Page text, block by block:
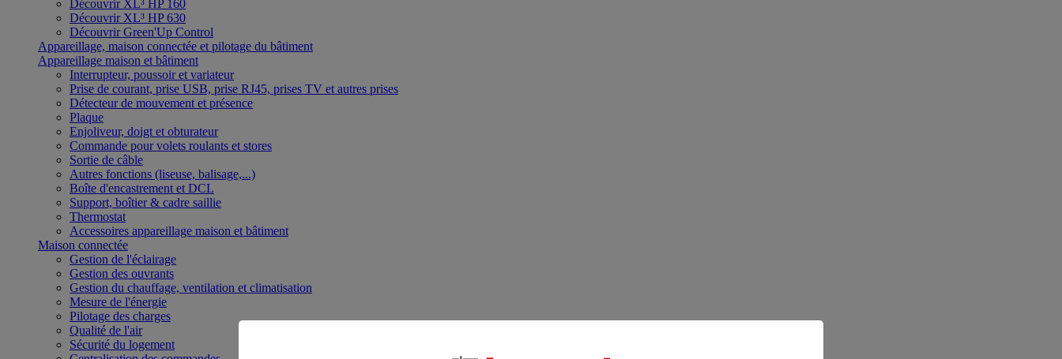
Découvrir XL³ HP 160
Découvrir XL³ HP 630
Découvrir Green'Up Control
Appareillage, maison connectée et pilotage du bâtiment
Appareillage maison et bâtiment
Interrupteur, poussoir et variateur
Prise de courant, prise USB, prise RJ45, prises TV et autres prises
Détecteur de mouvement et présence
Plaque
Enjoliveur, doigt et obturateur
Commande pour volets roulants et stores
Sortie de câble
Autres fonctions (liseuse, balisage,...)
Boîte d'encastrement et DCL
Support, boîtier & cadre saillie
Thermostat
Accessoires appareillage maison et bâtiment
Maison connectée
Gestion de l'éclairage
Gestion des ouvrants
Gestion du chauffage, ventilation et climatisation
Mesure de l'énergie
Pilotage des charges
Qualité de l'air
Sécurité du logement